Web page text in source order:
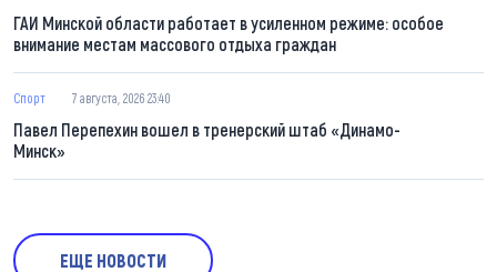
ГАИ Минской области работает в усиленном режиме: особое
внимание местам массового отдыха граждан
Спорт 7 августа, 2026 23:40
Павел Перепехин вошел в тренерский штаб «Динамо-
Минск»
ЕЩЕ НОВОСТИ